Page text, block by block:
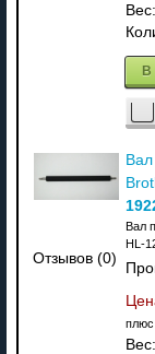
Вес:
В
Отзывов (0)
Вал
Вал
HL-
плюс
Вес: